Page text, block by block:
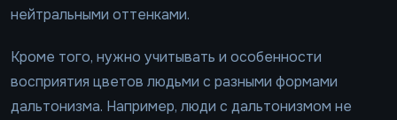
нейтральными оттенками.
Кроме того, нужно учитывать и особенности
восприятия цветов людьми с разными формами
дальтонизма. Например, люди с дальтонизмом не